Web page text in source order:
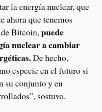
la energía nuclear, que
ahora que tenemos
Bitcoin,puede
nuclear a cambiar
De hecho,
especie en el futuro si
su conjunto y en
sostuvo.